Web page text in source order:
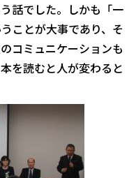
話でした。しかも「一
ことが大事であり、そ
コミュニケーションも
を読むと人が変わると